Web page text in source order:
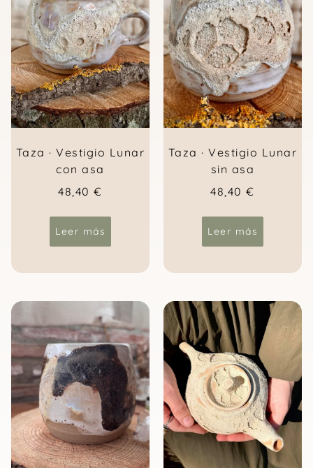
Taza · Vestigio Lunar
con asa
48,40€
Leer más
Taza · Vestigio Lunar
sin asa
48,40€
Leer más